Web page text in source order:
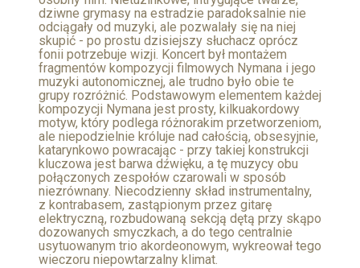
dziwne grymasy na estradzie paradoksalnie nie
odciągały od muzyki, ale pozwalały się na niej
skupić - po prostu dzisiejszy słuchacz oprócz
fonii potrzebuje wizji. Koncert był montażem
fragmentów kompozycji filmowych Nymana i jego
muzyki autonomicznej, ale trudno było obie te
grupy rozróżnić. Podstawowym elementem każdej
kompozycji Nymana jest prosty, kilkuakordowy
motyw, który podlega różnorakim przetworzeniom,
ale niepodzielnie króluje nad całością, obsesyjnie,
katarynkowo powracając - przy takiej konstrukcji
kluczowa jest barwa dźwięku, a tę muzycy obu
połączonych zespołów czarowali w sposób
niezrównany. Niecodzienny skład instrumentalny,
z kontrabasem, zastąpionym przez gitarę
elektryczną, rozbudowaną sekcją dętą przy skąpo
dozowanych smyczkach, a do tego centralnie
usytuowanym trio akordeonowym, wykreował tego
wieczoru niepowtarzalny klimat.